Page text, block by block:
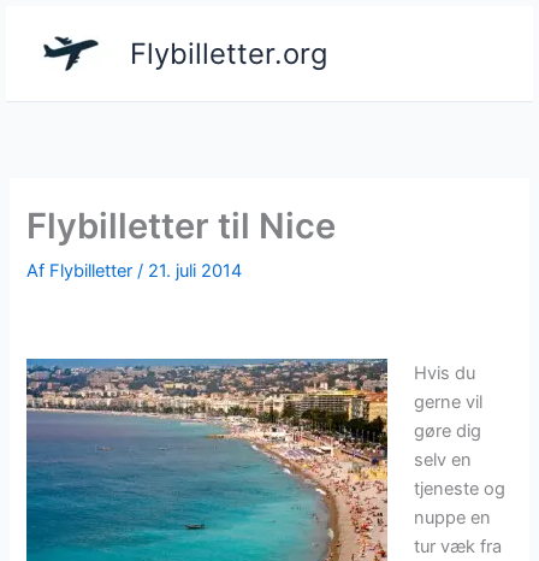
indholdet
Flybilletter.org
Flybilletter til Nice
Af Flybilletter/ 21. juli 2014
Hvis du
gerne vil
gøre dig
selv en
tjeneste og
nuppe en
tur væk fra